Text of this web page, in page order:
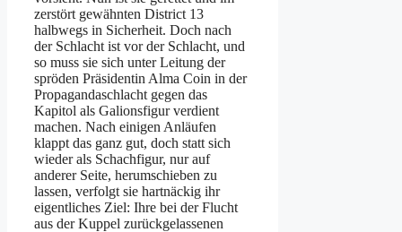
zerstört gewähnten District 13
halbwegs in Sicherheit. Doch nach
der Schlacht ist vor der Schlacht, und
so muss sie sich unter Leitung der
spröden Präsidentin Alma Coin in der
Propagandaschlacht gegen das
Kapitol als Galionsfigur verdient
machen. Nach einigen Anläufen
klappt das ganz gut, doch statt sich
wieder als Schachfigur, nur auf
anderer Seite, herumschieben zu
lassen, verfolgt sie hartnäckig ihr
eigentliches Ziel: Ihre bei der Flucht
aus der Kuppel zurückgelassenen